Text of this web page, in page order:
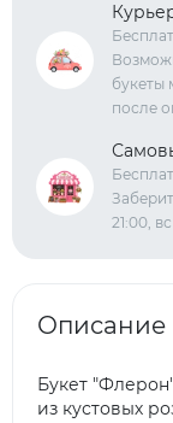
букеты
после
21:00,
Описание
Букет
из кустовых